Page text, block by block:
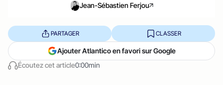
Jean-Sébastien Ferjou
Écoutez cet article0:00min
PARTAGER CLASSER
Ajouter Atlantico en favori sur Google